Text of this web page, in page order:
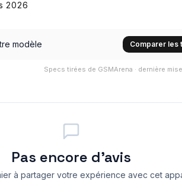
2026
modèle Comparer les
Specs tirées de GSMArena · dernière
Pas encore d'avis
à partager votre expérience avec cet